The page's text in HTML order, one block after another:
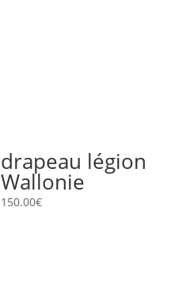
drapeau légion
Wallonie
150.00€